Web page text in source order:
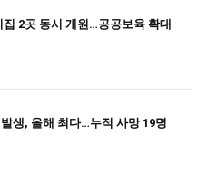
2곳 동시 개원…공공보육 확대
생, 올해 최다…누적 사망 19명